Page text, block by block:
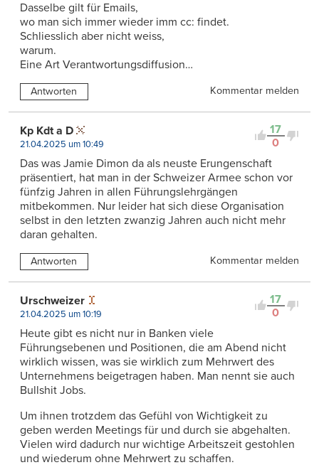
Dasselbe gilt für Emails,
wo man sich immer wieder imm cc: findet.
Schliesslich aber nicht weiss,
warum.
Eine Art Verantwortungsdiffusion…
Antworten Kommentar melden
17
0
Kp Kdt a D
21.04.2025 um 10:49
Das was Jamie Dimon da als neuste Erungenschaft
präsentiert, hat man in der Schweizer Armee schon vor
fünfzig Jahren in allen Führungslehrgängen
mitbekommen. Nur leider hat sich diese Organisation
selbst in den letzten zwanzig Jahren auch nicht mehr
daran gehalten.
Antworten Kommentar melden
17
0
Urschweizer
21.04.2025 um 10:19
Heute gibt es nicht nur in Banken viele
Führungsebenen und Positionen, die am Abend nicht
wirklich wissen, was sie wirklich zum Mehrwert des
Unternehmens beigetragen haben. Man nennt sie auch
Bullshit Jobs.
Um ihnen trotzdem das Gefühl von Wichtigkeit zu
geben werden Meetings für und durch sie abgehalten.
Vielen wird dadurch nur wichtige Arbeitszeit gestohlen
und wiederum ohne Mehrwert zu schaffen.